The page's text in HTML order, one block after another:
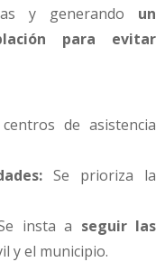
y generando un
para evitar
de asistencia
Se prioriza la
insta a seguir las
y el municipio.